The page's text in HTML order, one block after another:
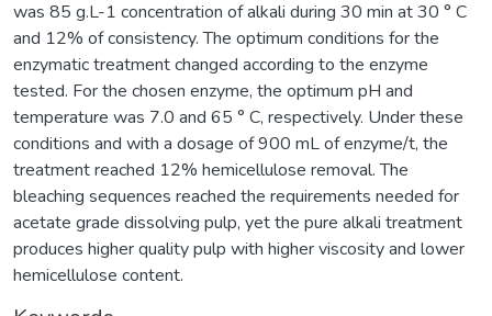
was 85 g.L-1 concentration of alkali during 30 min at 30 ° C
and 12% of consistency. The optimum conditions for the
enzymatic treatment changed according to the enzyme
tested. For the chosen enzyme, the optimum pH and
temperature was 7.0 and 65 ° C, respectively. Under these
conditions and with a dosage of 900 mL of enzyme/t, the
treatment reached 12% hemicellulose removal. The
bleaching sequences reached the requirements needed for
acetate grade dissolving pulp, yet the pure alkali treatment
produces higher quality pulp with higher viscosity and lower
hemicellulose content.